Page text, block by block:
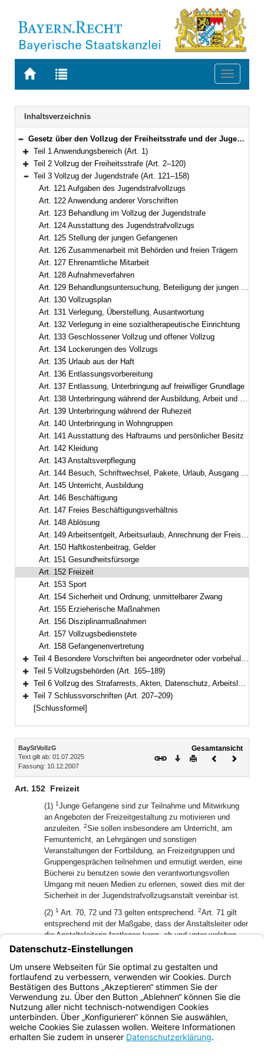
Zur
BAYERN.RECHT
Zur
letzten
Suche
Toggle
Navigation
Inhaltsverzeichnis
Bereich reduzieren
Gesetz über den Vollzug der Freiheitsstrafe und der Jugendstrafe (Bayerisches Strafvollzugsgesetz – BayStVollzG) Vom 10. Dezember 2007 (GVBl. S. 866) BayRS 312-2-1-J (Art. 1–209)
Bereich erweitern
Teil 1 Anwendungsbereich (Art. 1)
Bereich erweitern
Teil 2 Vollzug der Freiheitsstrafe (Art. 2–120)
Bereich reduzieren
Teil 3 Vollzug der Jugendstrafe (Art. 121–158)
Art. 121 Aufgaben des Jugendstrafvollzugs
Art. 122 Anwendung anderer Vorschriften
Art. 123 Behandlung im Vollzug der Jugendstrafe
Art. 124 Ausstattung des Jugendstrafvollzugs
Art. 125 Stellung der jungen Gefangenen
Art. 126 Zusammenarbeit mit Behörden und freien Trägern
Art. 127 Ehrenamtliche Mitarbeit
Art. 128 Aufnahmeverfahren
Art. 129 Behandlungsuntersuchung, Beteiligung der jungen Gefangenen, Zugangsabteilung
Art. 130 Vollzugsplan
Art. 131 Verlegung, Überstellung, Ausantwortung
Art. 132 Verlegung in eine sozialtherapeutische Einrichtung
Art. 133 Geschlossener Vollzug und offener Vollzug
Art. 134 Lockerungen des Vollzugs
Art. 135 Urlaub aus der Haft
Art. 136 Entlassungsvorbereitung
Art. 137 Entlassung, Unterbringung auf freiwilliger Grundlage
Art. 138 Unterbringung während der Ausbildung, Arbeit und Freizeit
Art. 139 Unterbringung während der Ruhezeit
Art. 140 Unterbringung in Wohngruppen
Art. 141 Ausstattung des Haftraums und persönlicher Besitz
Art. 142 Kleidung
Art. 143 Anstaltsverpflegung
Art. 144 Besuch, Schriftwechsel, Pakete, Urlaub, Ausgang und Ausführung aus wichtigem Anlass
Art. 145 Unterricht, Ausbildung
Art. 146 Beschäftigung
Art. 147 Freies Beschäftigungsverhältnis
Art. 148 Ablösung
Art. 149 Arbeitsentgelt, Arbeitsurlaub, Anrechnung der Freistellung auf den Entlassungszeitpunkt, Ausbildungsbeihilfe, Taschengeld
Art. 150 Haftkostenbeitrag, Gelder
Art. 151 Gesundheitsfürsorge
Art. 152 Freizeit
Art. 153 Sport
Art. 154 Sicherheit und Ordnung; unmittelbarer Zwang
Art. 155 Erzieherische Maßnahmen
Art. 156 Disziplinarmaßnahmen
Art. 157 Vollzugsbedienstete
Art. 158 Gefangenenvertretung
Bereich erweitern
Teil 4 Besondere Vorschriften bei angeordneter oder vorbehaltener Sicherungsverwahrung (Art. 159–164)
Bereich erweitern
Teil 5 Vollzugsbehörden (Art. 165–189)
Bereich erweitern
Teil 6 Vollzug des Strafarrests, Akten, Datenschutz, Arbeitslosenversicherung (Art. 190–206)
Bereich erweitern
Teil 7 Schlussvorschriften (Art. 207–209)
[Schlussformel]
Inhalt
BayStVollzG
Text gilt ab: 01.07.2025
Fassung: 10.12.2007
Gesamtansicht
Download
DruckenVorheriges
Art. 152 Freizeit
(1) 1Junge Gefangene sind zur Teilnahme und Mitwirkung
an Angeboten der Freizeitgestaltung zu motivieren und
anzuleiten. 2Sie sollen insbesondere am Unterricht, am
Fernunterricht, an Lehrgängen und sonstigen
Veranstaltungen der Fortbildung, an Freizeitgruppen und
Gruppengesprächen teilnehmen und ermutigt werden, eine
Bücherei zu benutzen sowie den verantwortungsvollen
Umgang mit neuen Medien zu erlernen, soweit dies mit der
Sicherheit in der Jugendstrafvollzugsanstalt vereinbar ist.
(2) 1 Art. 70, 72 und 73 gelten entsprechend. 2Art. 71 gilt
entsprechend mit der Maßgabe, dass der Anstaltsleiter oder
die Anstaltsleiterin festlegen kann, ob und unter welchen
zusätzlichen Voraussetzungen eigene Fernsehgeräte
3Elektronische Unterhaltungsmedien,
die keinen pädagogischen Wert haben, sind nicht
zugelassen.
Bayern.de
BayernPortal